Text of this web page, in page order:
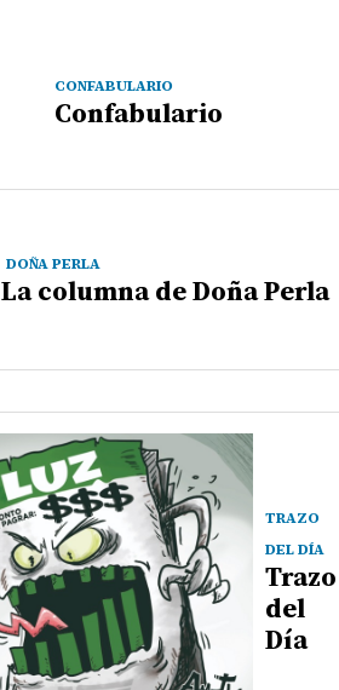
CONFABULARIO
Confabulario
DOÑA PERLA
La columna de Doña Perla
TRAZO
DEL DÍA
Trazo
del
Día